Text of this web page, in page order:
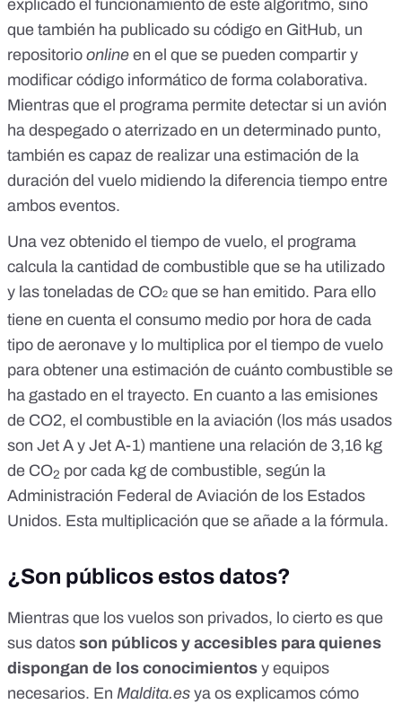
explicado el funcionamiento de este algoritmo, sino
que también ha publicado su código en GitHub, un
repositorio online en el que se pueden compartir y
modificar código informático de forma colaborativa.
Mientras que el programa permite detectar si un avión
ha despegado o aterrizado en un determinado punto,
también es capaz de realizar una estimación de la
duración del vuelo midiendo la diferencia tiempo entre
ambos eventos.
Una vez obtenido el tiempo de vuelo, el programa
calcula la cantidad de combustible que se ha utilizado
y las toneladas de CO2 que se han emitido. Para ello
tiene en cuenta el consumo medio por hora de cada
tipo de aeronave y lo multiplica por el tiempo de vuelo
para obtener una estimación de cuánto combustible se
ha gastado en el trayecto. En cuanto a las emisiones
de CO2, el combustible en la aviación (los más usados
son Jet A y Jet A-1) mantiene una relación de 3,16 kg
de CO2 por cada kg de combustible, según la
Administración Federal de Aviación de los Estados
Unidos. Esta multiplicación que se añade a la fórmula.
¿Son públicos estos datos?
Mientras que los vuelos son privados, lo cierto es que
sus datos son públicos y accesibles para quienes
dispongan de los conocimientos y equipos
necesarios. En Maldita.es ya os explicamos cómo